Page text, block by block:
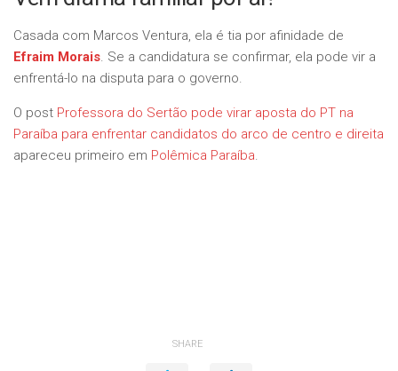
Casada com Marcos Ventura, ela é tia por afinidade de
Efraim Morais. Se a candidatura se confirmar, ela pode vir a
enfrentá-lo na disputa para o governo.
O post Professora do Sertão pode virar aposta do PT na
Paraíba para enfrentar candidatos do arco de centro e direita
apareceu primeiro em Polêmica Paraíba.
SHARE